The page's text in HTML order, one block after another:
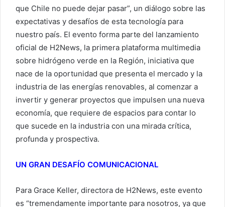
que Chile no puede dejar pasar”, un diálogo sobre las
expectativas y desafíos de esta tecnología para
nuestro país. El evento forma parte del lanzamiento
oficial de H2News, la primera plataforma multimedia
sobre hidrógeno verde en la Región, iniciativa que
nace de la oportunidad que presenta el mercado y la
industria de las energías renovables, al comenzar a
invertir y generar proyectos que impulsen una nueva
economía, que requiere de espacios para contar lo
que sucede en la industria con una mirada crítica,
profunda y prospectiva.
UN GRAN DESAFÍO COMUNICACIONAL
Para Grace Keller, directora de H2News, este evento
es “tremendamente importante para nosotros, ya que